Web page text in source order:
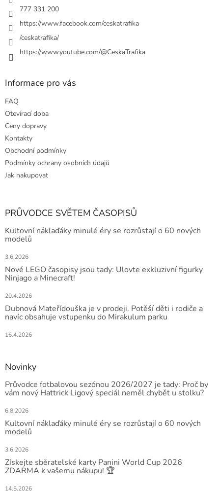
777 331 200
https://www.facebook.com/ceskatrafika
/ceskatrafika/
https://www.youtube.com/@CeskaTrafika
Informace pro vás
FAQ
Otevírací doba
Ceny dopravy
Kontakty
Obchodní podmínky
Podmínky ochrany osobních údajů
Jak nakupovat
PRŮVODCE SVĚTEM ČASOPISŮ
Kultovní náklaďáky minulé éry se rozrůstají o 60 nových
modelů
3.6.2026
Nové LEGO časopisy jsou tady: Ulovte exkluzivní figurky
Ninjago a Minecraft!
20.4.2026
Dubnová Mateřídouška je v prodeji. Potěší děti i rodiče a
navíc obsahuje vstupenku do Mirakulum parku
16.4.2026
Novinky
Průvodce fotbalovou sezónou 2026/2027 je tady: Proč by
vám nový Hattrick Ligový speciál neměl chybět u stolku?
6.8.2026
Kultovní náklaďáky minulé éry se rozrůstají o 60 nových
modelů
3.6.2026
Získejte sběratelské karty Panini World Cup 2026
ZDARMA k vašemu nákupu! 🏆
14.5.2026